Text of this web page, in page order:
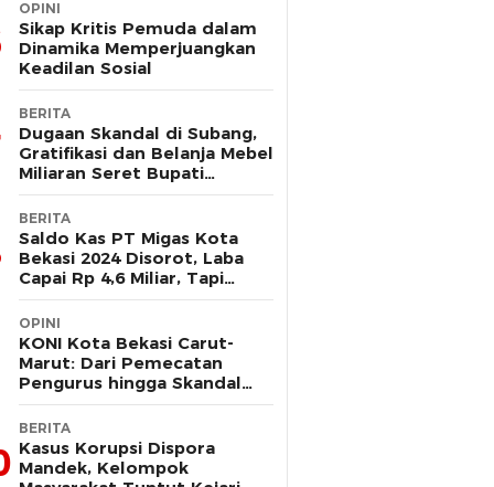
OPINI
Sikap Kritis Pemuda dalam
Dinamika Memperjuangkan
Keadilan Sosial
BERITA
Dugaan Skandal di Subang,
Gratifikasi dan Belanja Mebel
Miliaran Seret Bupati
Reynaldi
BERITA
Saldo Kas PT Migas Kota
Bekasi 2024 Disorot, Laba
Capai Rp 4,6 Miliar, Tapi
Hanya Tersisa Rp 13 Juta
OPINI
KONI Kota Bekasi Carut-
Marut: Dari Pemecatan
Pengurus hingga Skandal
Dana Hibah
BERITA
Kasus Korupsi Dispora
Mandek, Kelompok